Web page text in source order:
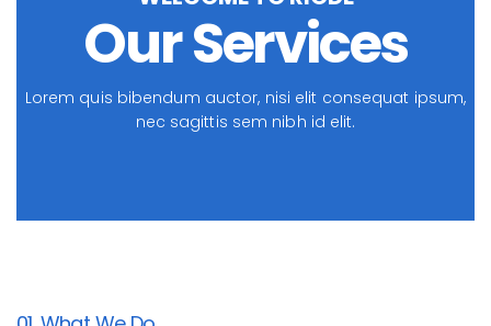
Our Services
Lorem quis bibendum auctor, nisi elit consequat ipsum,
nec sagittis sem nibh id elit.